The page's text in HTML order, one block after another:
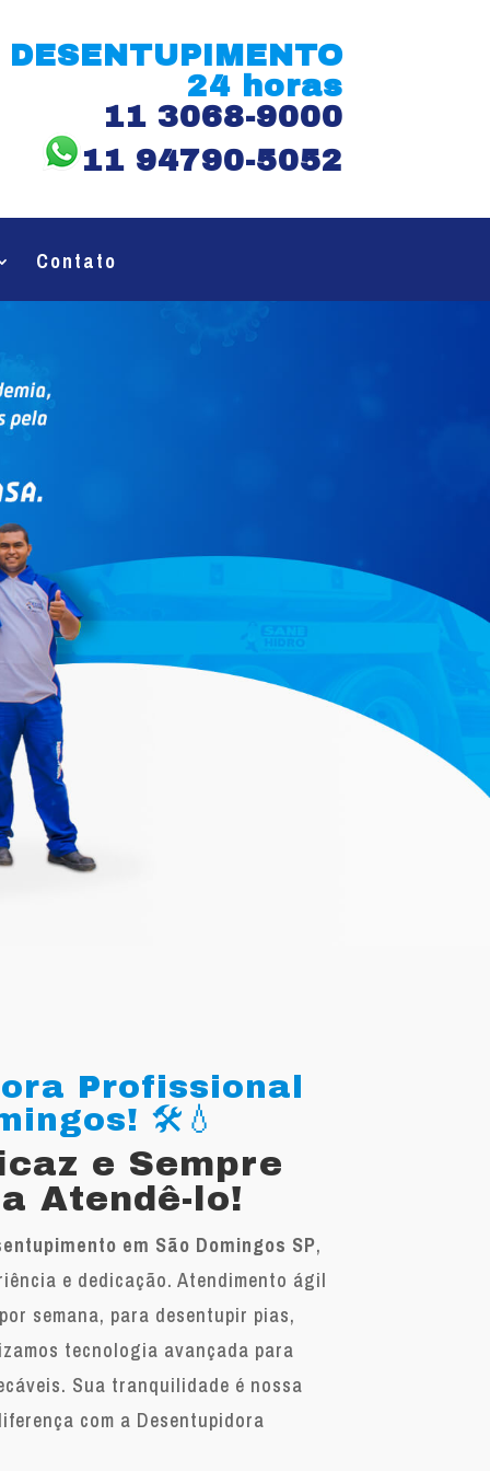
DESENTUPIMENTO
24 horas
11 3068-9000
11 94790-5052
Contato
Profissional
🛠️💧
e Sempre
Atendê-lo!
em São Domingos SP,
e dedicação. Atendimento ágil
semana, para desentupir pias,
tecnologia avançada para
Sua tranquilidade é nossa
com a Desentupidora